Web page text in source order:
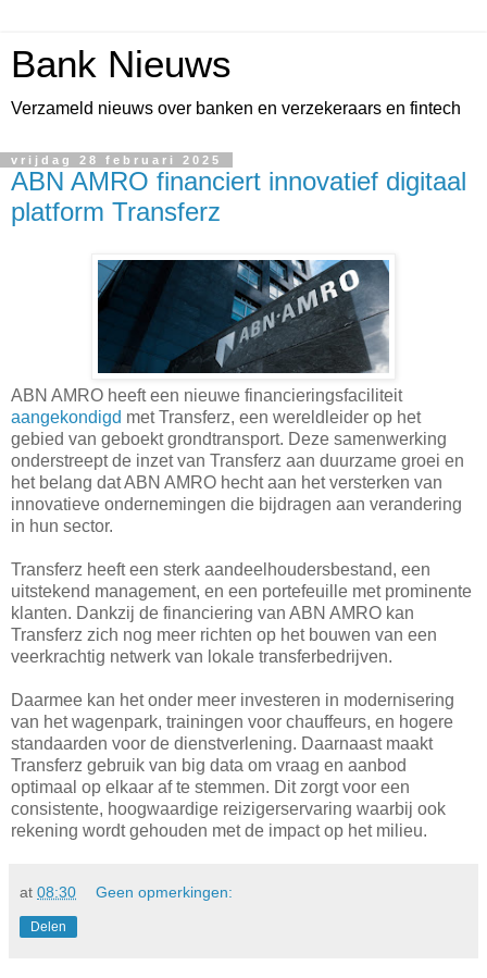
Bank Nieuws
Verzameld nieuws over banken en verzekeraars en fintech
vrijdag 28 februari 2025
ABN AMRO financiert innovatief digitaal
platform Transferz
ABN AMRO heeft een nieuwe financieringsfaciliteit
aangekondigd met Transferz, een wereldleider op het
gebied van geboekt grondtransport. Deze samenwerking
onderstreept de inzet van Transferz aan duurzame groei en
het belang dat ABN AMRO hecht aan het versterken van
innovatieve ondernemingen die bijdragen aan verandering
in hun sector.
Transferz heeft een sterk aandeelhoudersbestand, een
uitstekend management, en een portefeuille met prominente
klanten. Dankzij de financiering van ABN AMRO kan
Transferz zich nog meer richten op het bouwen van een
veerkrachtig netwerk van lokale transferbedrijven.
Daarmee kan het onder meer investeren in modernisering
van het wagenpark, trainingen voor chauffeurs, en hogere
standaarden voor de dienstverlening. Daarnaast maakt
Transferz gebruik van big data om vraag en aanbod
optimaal op elkaar af te stemmen. Dit zorgt voor een
consistente, hoogwaardige reizigerservaring waarbij ook
rekening wordt gehouden met de impact op het milieu.
at 08:30 Geen opmerkingen:
Delen